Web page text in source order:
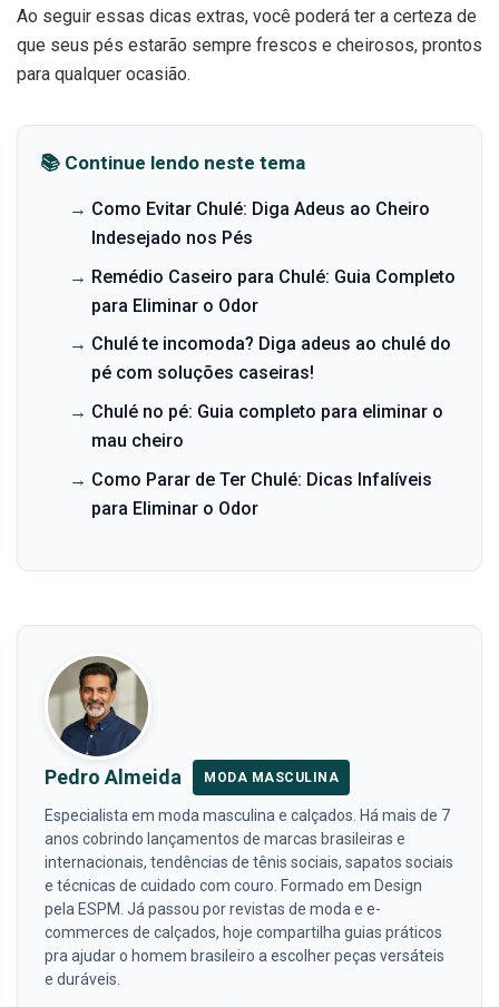
Ao seguir essas dicas extras, você poderá ter a certeza de
que seus pés estarão sempre frescos e cheirosos, prontos
para qualquer ocasião.
📚 Continue lendo neste tema
→ Como Evitar Chulé: Diga Adeus ao Cheiro
Indesejado nos Pés
→ Remédio Caseiro para Chulé: Guia Completo
para Eliminar o Odor
→ Chulé te incomoda? Diga adeus ao chulé do
pé com soluções caseiras!
→ Chulé no pé: Guia completo para eliminar o
mau cheiro
→ Como Parar de Ter Chulé: Dicas Infalíveis
para Eliminar o Odor
Pedro Almeida MODA MASCULINA
Especialista em moda masculina e calçados. Há mais de 7
anos cobrindo lançamentos de marcas brasileiras e
internacionais, tendências de tênis sociais, sapatos sociais
e técnicas de cuidado com couro. Formado em Design
pela ESPM. Já passou por revistas de moda e e-
commerces de calçados, hoje compartilha guias práticos
pra ajudar o homem brasileiro a escolher peças versáteis
e duráveis.